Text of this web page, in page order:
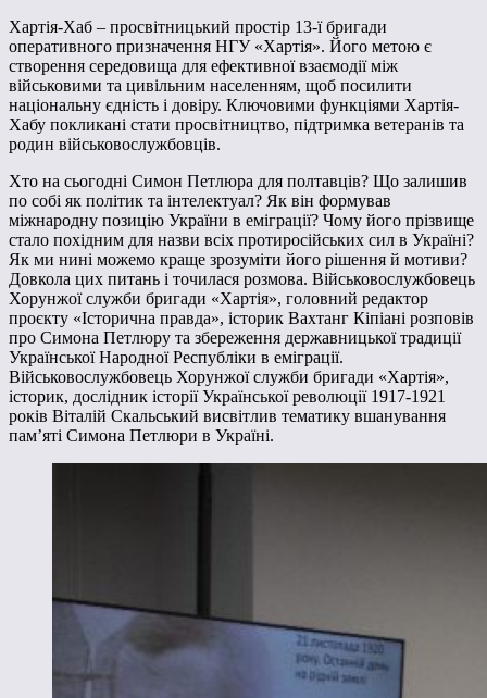
Хартія-Хаб – просвітницький простір 13-ї бригади
оперативного призначення НГУ «Хартія». Його метою є
створення середовища для ефективної взаємодії між
військовими та цивільним населенням, щоб посилити
національну єдність і довіру. Ключовими функціями Хартія-
Хабу покликані стати просвітництво, підтримка ветеранів та
родин військовослужбовців.
Хто на сьогодні Симон Петлюра для полтавців? Що залишив
по собі як політик та інтелектуал? Як він формував
міжнародну позицію України в еміграції? Чому його прізвище
стало похідним для назви всіх протиросійських сил в Україні?
Як ми нині можемо краще зрозуміти його рішення й мотиви?
Довкола цих питань і точилася розмова. Військовослужбовець
Хорунжої служби бригади «Хартія», головний редактор
проєкту «Історична правда», історик Вахтанг Кіпіані розповів
про Симона Петлюру та збереження державницької традиції
Української Народної Республіки в еміграції.
Військовослужбовець Хорунжої служби бригади «Хартія»,
історик, дослідник історії Української революції 1917-1921
років Віталій Скальський висвітлив тематику вшанування
памʼяті Симона Петлюри в Україні.